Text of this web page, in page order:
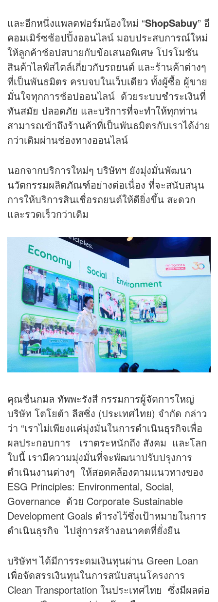
และอีกหนึ่งแพลตฟอร์มน้องใหม่ “ShopSabuy” อี
คอมเมิร์ซช้อปปิ้งออนไลน์ มอบประสบการณ์ใหม่
ให้ลูกค้าช้อปสบายกับข้อเสนอพิเศษ โปรโมชัน
สินค้าไลฟ์สไตล์เกี่ยวกับรถยนต์ และร้านค้าต่างๆ
ที่เป็นพันธมิตร ครบจบในเว็บเดียว ทั้งผู้ซื้อ ผู้ขาย
มั่นใจทุกการช้อปออนไลน์ ด้วยระบบชำระเงินที่
ทันสมัย ปลอดภัย และบริการที่จะทำให้ทุกท่าน
สามารถเข้าถึงร้านค้าที่เป็นพันธมิตรกับเราได้ง่าย
กว่าเดิมผ่านช่องทางออนไลน์
นอกจากบริการใหม่ๆ บริษัทฯ ยังมุ่งมั่นพัฒนา
นวัตกรรมผลิตภัณฑ์อย่างต่อเนื่อง ที่จะสนับสนุน
การให้บริการสินเชื่อรถยนต์ให้ดียิ่งขึ้น สะดวก
และรวดเร็วกว่าเดิม
คุณชื่นกมล ทัพพะรังสี กรรมการผู้จัดการใหญ่
บริษัท โตโยต้า ลีสซิ่ง (ประเทศไทย) จำกัด กล่าว
ว่า “เราไม่เพียงแค่มุ่งมั่นในการดำเนินธุรกิจเพื่อ
ผลประกอบการ เราตระหนักถึง สังคม และโลก
ใบนี้ เรามีความมุ่งมั่นที่จะพัฒนาปรับปรุงการ
ดำเนินงานต่างๆ ให้สอดคล้องตามแนวทางของ
ESG Principles: Environmental, Social,
Governance ด้วย Corporate Sustainable
Development Goals ดำรงไว้ซึ่งเป้าหมายในการ
ดำเนินธุรกิจ ไปสู่การสร้างอนาคตที่ยั่งยืน
บริษัทฯ ได้มีการระดมเงินทุนผ่าน Green Loan
เพื่อจัดสรรเงินทุนในการสนับสนุนโครงการ
Clean Transportation ในประเทศไทย ซึ่งมีผลต่อ